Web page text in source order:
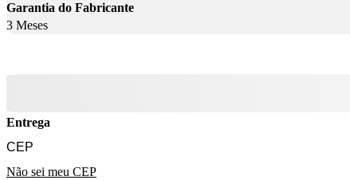
Garantia do Fabricante
3 Meses
Entrega
Não sei meu CEP